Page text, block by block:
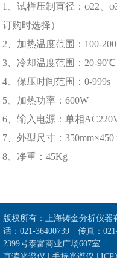
1、试样压制直径：φ22、
订购时选择）
2、加热温度范围：100-
3、冷却温度范围：20-90℃
4、保压时间范围：0-999s
5、加热功率：600W
6、输入电源：单相
7、外型尺寸：350mm×450
8、净重：45Kg
版权所有：上海铸金分析仪器
话：021-36400739 传真：
2399号泰富商业广场607室